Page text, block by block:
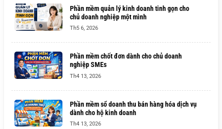
Phần mềm quản lý kinh doanh tinh gọn cho
chủ doanh nghiệp một mình
Th5 6, 2026
Phần mềm chốt đơn dành cho chủ doanh
nghiệp SMEs
Th4 13, 2026
Phần mềm sổ doanh thu bán hàng hóa dịch vụ
dành cho hộ kinh doanh
Th4 13, 2026